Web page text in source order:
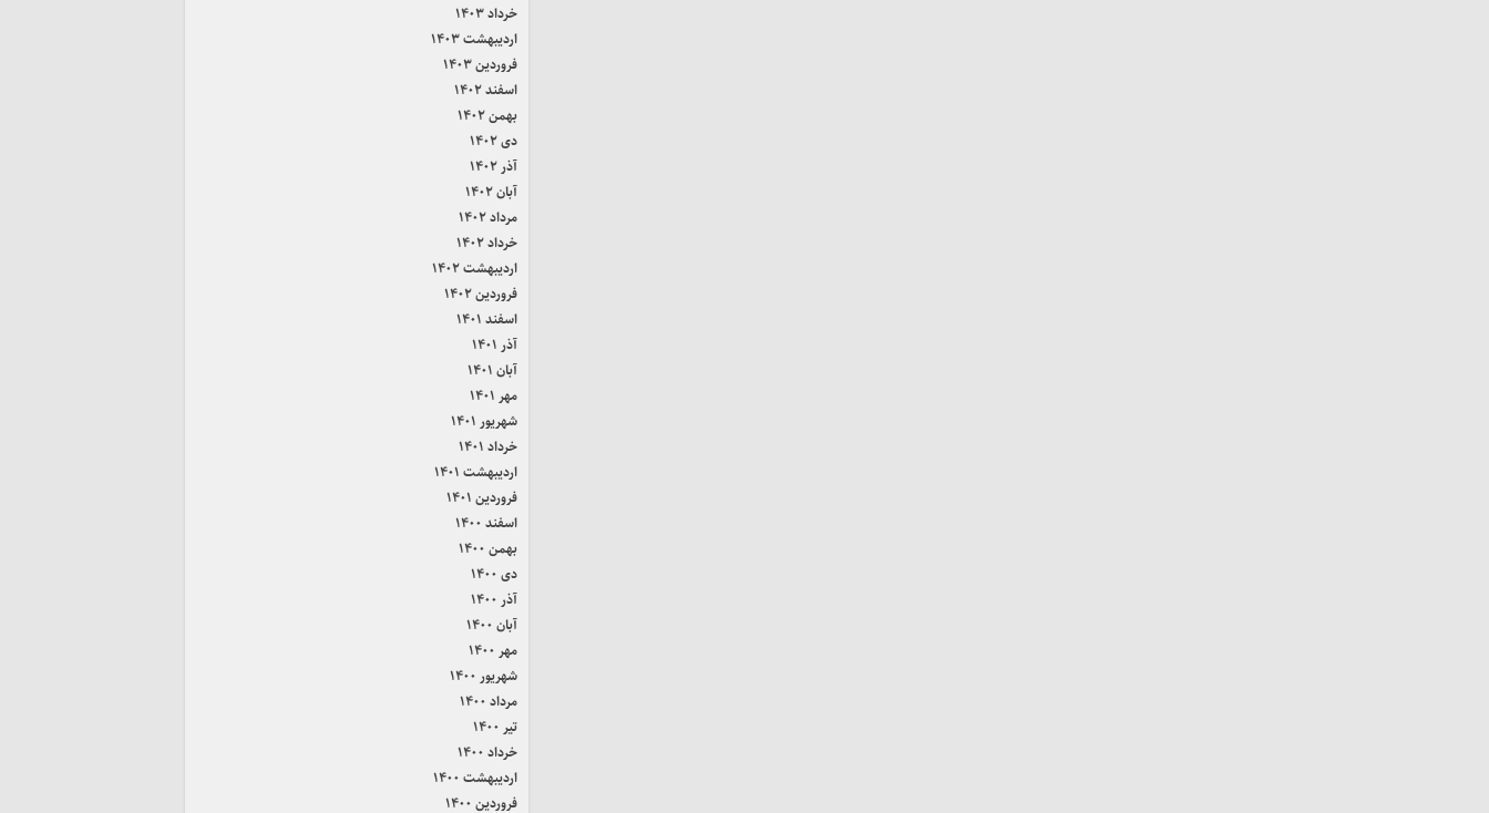
خرداد ۱۴۰۳
اردیبهشت ۱۴۰۳
فروردین ۱۴۰۳
اسفند ۱۴۰۲
بهمن ۱۴۰۲
دی ۱۴۰۲
آذر ۱۴۰۲
آبان ۱۴۰۲
مرداد ۱۴۰۲
خرداد ۱۴۰۲
اردیبهشت ۱۴۰۲
فروردین ۱۴۰۲
اسفند ۱۴۰۱
آذر ۱۴۰۱
آبان ۱۴۰۱
مهر ۱۴۰۱
شهریور ۱۴۰۱
خرداد ۱۴۰۱
اردیبهشت ۱۴۰۱
فروردین ۱۴۰۱
اسفند ۱۴۰۰
بهمن ۱۴۰۰
دی ۱۴۰۰
آذر ۱۴۰۰
آبان ۱۴۰۰
مهر ۱۴۰۰
شهریور ۱۴۰۰
مرداد ۱۴۰۰
تیر ۱۴۰۰
خرداد ۱۴۰۰
اردیبهشت ۱۴۰۰
فروردین ۱۴۰۰